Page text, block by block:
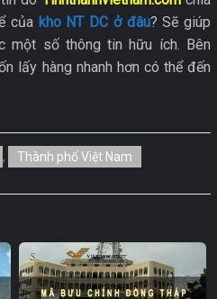
của kho NT DC ở đâu? Sẽ giúp
một số thông tin hữu ích. Bên
lấy hàng nhanh hơn có thể đến
, Thành phố Việt Nam